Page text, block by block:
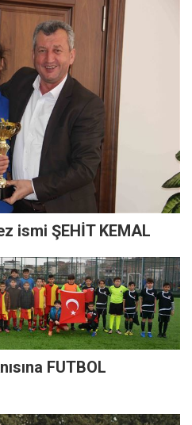
ismi ŞEHİT KEMAL
FUTBOL